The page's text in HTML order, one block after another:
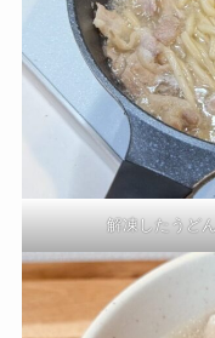
解凍したうど